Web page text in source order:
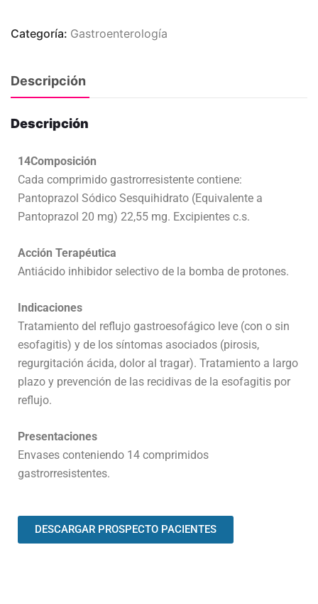
Categoría: Gastroenterología
Descripción
Descripción
14Composición
Cada comprimido gastrorresistente contiene:
Pantoprazol Sódico Sesquihidrato (Equivalente a
Pantoprazol 20 mg) 22,55 mg. Excipientes c.s.
Acción Terapéutica
Antiácido inhibidor selectivo de la bomba de protones.
Indicaciones
Tratamiento del reflujo gastroesofágico leve (con o sin
esofagitis) y de los síntomas asociados (pirosis,
regurgitación ácida, dolor al tragar). Tratamiento a largo
plazo y prevención de las recidivas de la esofagitis por
reflujo.
Presentaciones
Envases conteniendo 14 comprimidos
gastrorresistentes.
DESCARGAR PROSPECTO PACIENTES